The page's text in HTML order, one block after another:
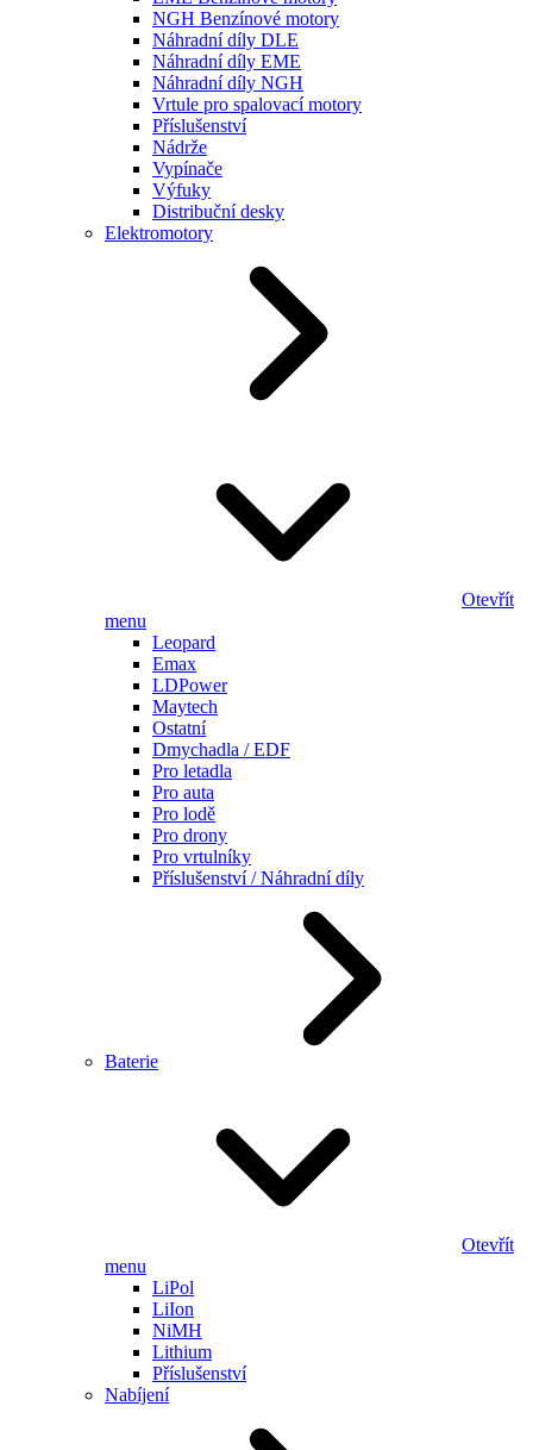
NGH Benzínové motory
Náhradní díly DLE
Náhradní díly EME
Náhradní díly NGH
Vrtule pro spalovací motory
Příslušenství
Nádrže
Vypínače
Výfuky
Distribuční desky
Elektromotory
Otevřít
menu
Leopard
Emax
LDPower
Maytech
Ostatní
Dmychadla / EDF
Pro letadla
Pro auta
Pro lodě
Pro drony
Pro vrtulníky
Příslušenství / Náhradní díly
Baterie
Otevřít
menu
LiPol
LiIon
NiMH
Lithium
Příslušenství
Nabíjení